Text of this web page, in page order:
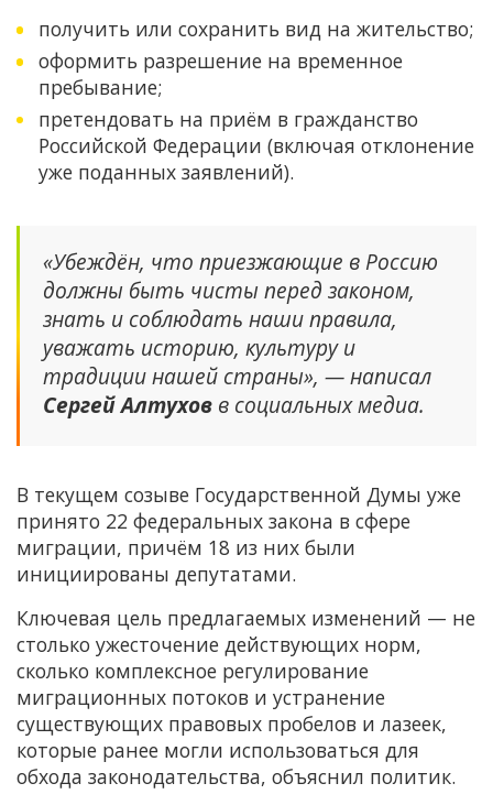
получить или сохранить вид на жительство;
оформить разрешение на временное
пребывание;
претендовать на приём в гражданство
Российской Федерации (включая отклонение
уже поданных заявлений).
«Убеждён, что приезжающие в Россию
должны быть чисты перед законом,
знать и соблюдать наши правила,
уважать историю, культуру и
традиции нашей страны», — написал
Сергей Алтухов в социальных медиа.
В текущем созыве Государственной Думы уже
принято 22 федеральных закона в сфере
миграции, причём 18 из них были
инициированы депутатами.
Ключевая цель предлагаемых изменений — не
столько ужесточение действующих норм,
сколько комплексное регулирование
миграционных потоков и устранение
существующих правовых пробелов и лазеек,
которые ранее могли использоваться для
обхода законодательства, объяснил политик.